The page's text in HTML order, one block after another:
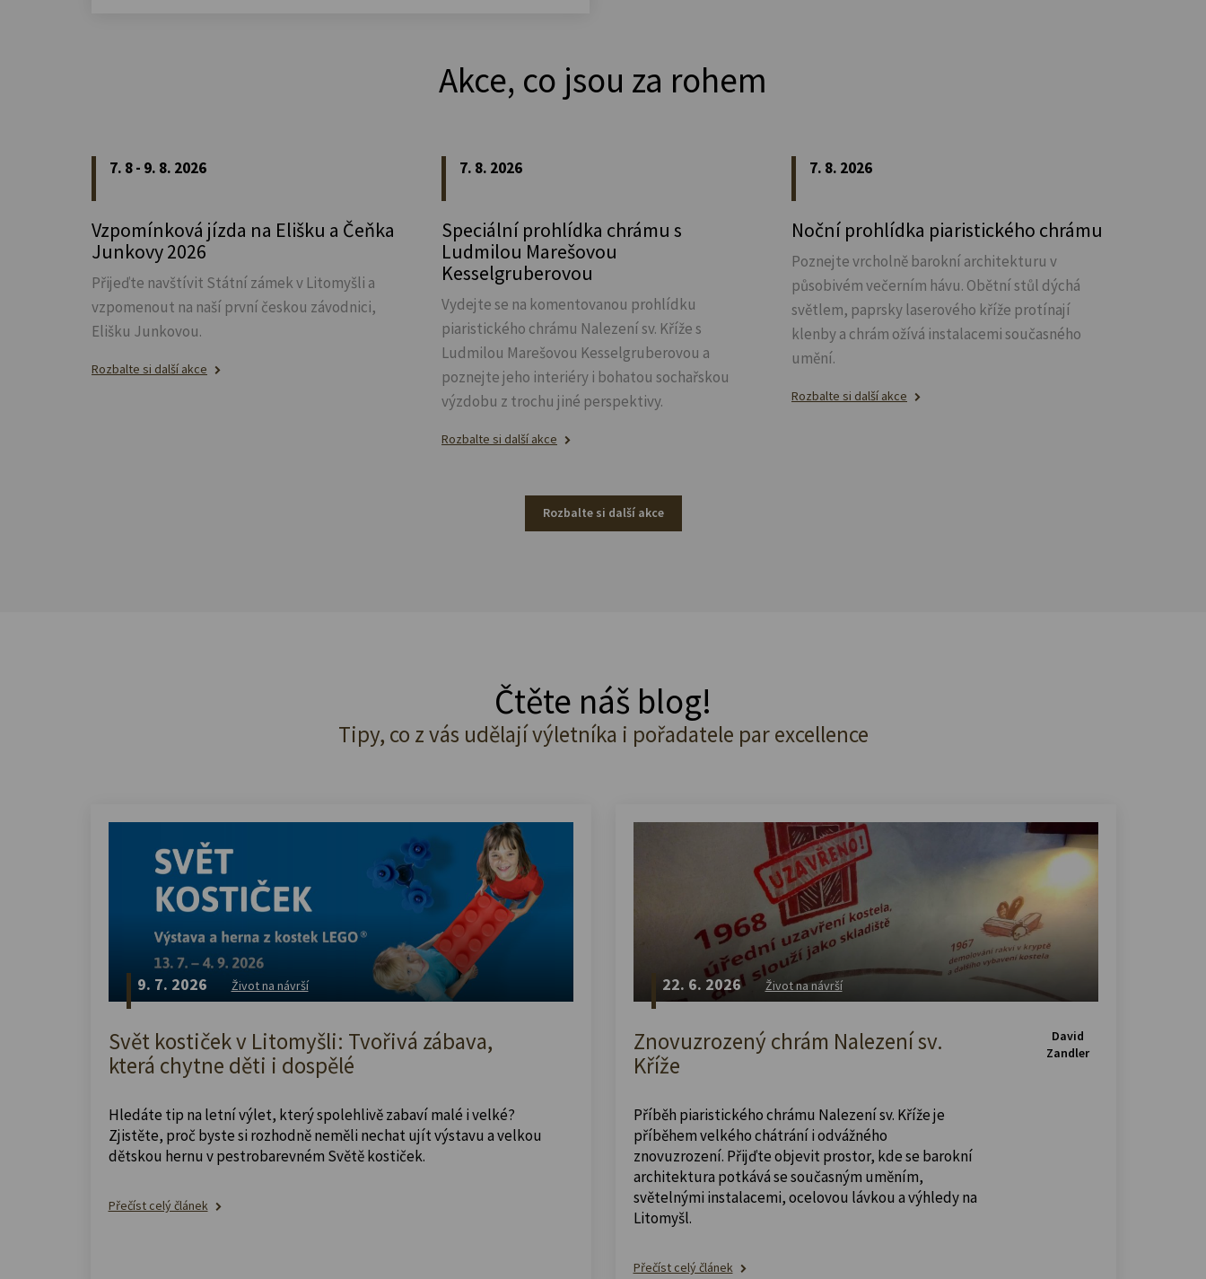
Akce, co jsou za rohem
7. 8 - 9. 8. 2026
Vzpomínková jízda na Elišku a Čeňka
Junkovy 2026
Přijeďte navštívit Státní zámek v Litomyšli a
vzpomenout na naší první českou závodnici,
Elišku Junkovou.
Rozbalte si další akce
7. 8. 2026
Speciální prohlídka chrámu s
Ludmilou Marešovou
Kesselgruberovou
Vydejte se na komentovanou prohlídku
piaristického chrámu Nalezení sv. Kříže s
Ludmilou Marešovou Kesselgruberovou a
poznejte jeho interiéry i bohatou sochařskou
výzdobu z trochu jiné perspektivy.
Rozbalte si další akce
7. 8. 2026
Noční prohlídka piaristického chrámu
Poznejte vrcholně barokní architekturu v
působivém večerním hávu. Obětní stůl dýchá
světlem, paprsky laserového kříže protínají
klenby a chrám ožívá instalacemi současného
umění.
Rozbalte si další akce
Rozbalte si další akce
Čtěte náš blog!
Tipy, co z vás udělají výletníka i pořadatele par excellence
9. 7. 2026 Život na návrší
Svět kostiček v Litomyšli: Tvořivá zábava,
která chytne děti i dospělé
Hledáte tip na letní výlet, který spolehlivě zabaví malé i velké?
Zjistěte, proč byste si rozhodně neměli nechat ujít výstavu a velkou
dětskou hernu v pestrobarevném Světě kostiček.
Přečíst celý článek
22. 6. 2026 Život na návrší
Znovuzrozený chrám Nalezení sv.
Kříže
Příběh piaristického chrámu Nalezení sv. Kříže je
příběhem velkého chátrání i odvážného
znovuzrození. Přijďte objevit prostor, kde se barokní
architektura potkává se současným uměním,
světelnými instalacemi, ocelovou lávkou a výhledy na
Litomyšl.
Přečíst celý článek
David
Zandler